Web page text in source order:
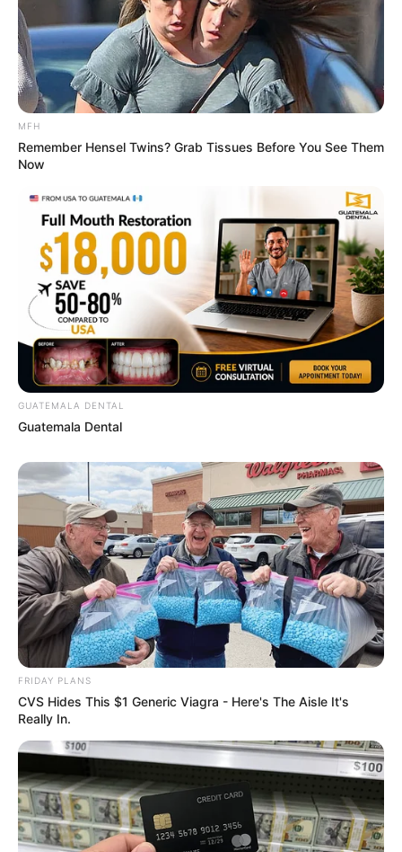
Arthrologist Begs To Stop Buying Knee Braces -
Do This Instead
Walgreens Nightmare Comes True: Men Ditching
FRIDAY PLANS
Colorado Elk's Surprising Response After Being
Freed From Tire
BUZZ DAY
She Chose To Remove The Tattoos On Her Face.
Look At Her Now
BUZZ DAY
MFH
Remember Hensel Twins? Grab Tissues Before You See Them
Now
GUATEMALA DENTAL
Guatemala Dental
FRIDAY PLANS
CVS Hides This $1 Generic Viagra - Here's The Aisle It's
Really In.